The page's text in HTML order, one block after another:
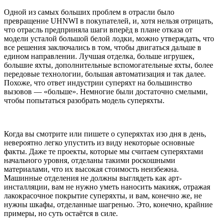
Одной из самых больших проблем в отрасли было
превращение UHNWI в покупателей, и, хотя нельзя отрицать,
что отрасль предприняла шаги вперёд в плане отказа от
модели усталой большой белой лодки, можно утверждать, что
все решения заключались в том, чтобы двигаться дальше в
едином направлении. Лучшая отделка, больше игрушек,
большие яхты, дополнительные вспомогательные яхты, более
передовые технологии, большая автоматизация и так далее.
Похоже, что ответ индустрии суперяхт на большинство
вызовов — «больше». Немногие были достаточно смелыми,
чтобы попытаться разобрать модель суперяхты.
Когда вы смотрите или пишете о суперяхтах изо дня в день,
невероятно легко упустить из виду некоторые основные
факты. Даже те проекты, которые мы считаем суперяхтами
начального уровня, отделаны такими роскошными
материалами, что их высокая стоимость неизбежна.
Машинные отделения не должны выглядеть как арт-
инсталляции, вам не нужно уметь наносить макияж, отражая
лакокрасочное покрытие суперяхты, и вам, конечно же, не
нужны шкафы, отделанные шагренью. Это, конечно, крайние
примеры, но суть остаётся в силе.